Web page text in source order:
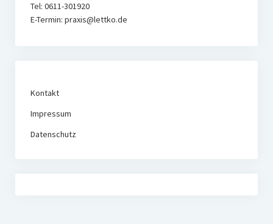
Tel: 0611-301920
E-Termin: praxis@lettko.de
Kontakt
Impressum
Datenschutz